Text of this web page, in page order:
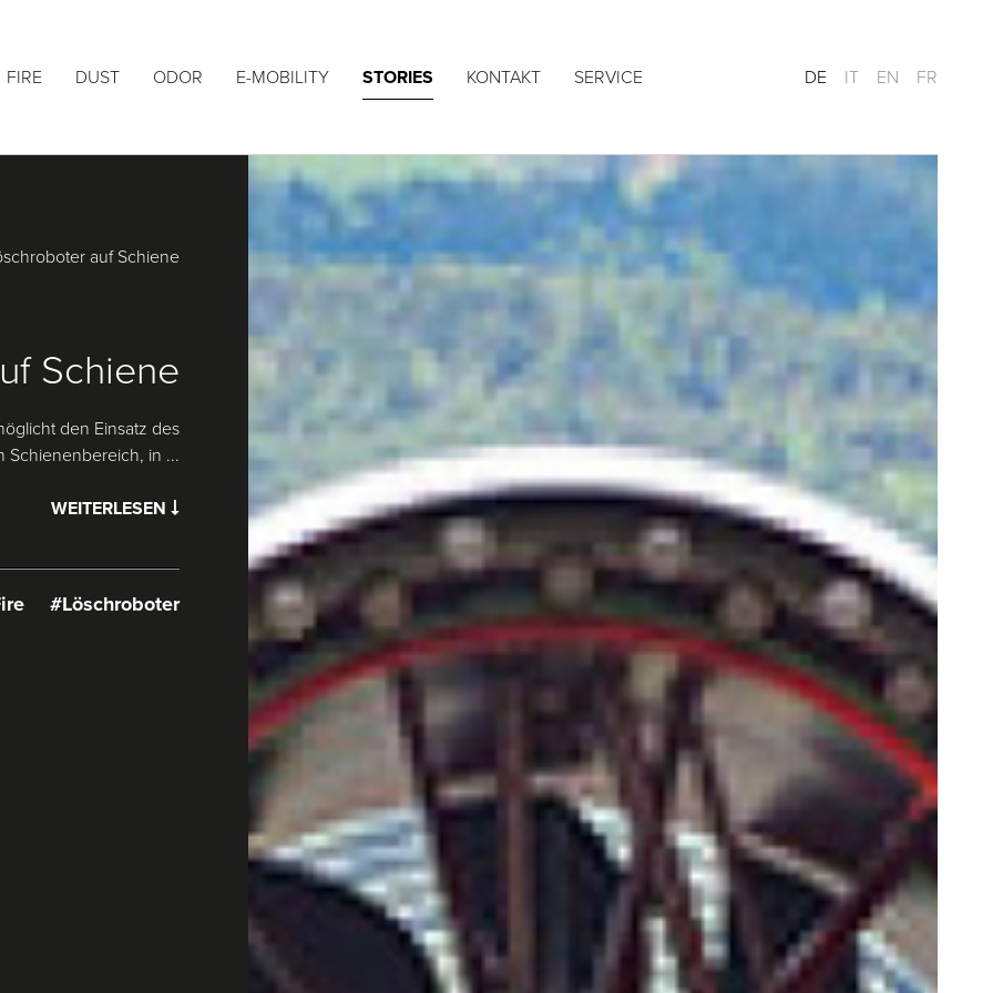
FIRE DUST ODOR E-MOBILITY STORIES KONTAKT SERVICE DE IT EN FR
auf Schiene
Schiene
den Einsatz des
Schienenbereich, in ...
WEITERLESEN
#Löschroboter